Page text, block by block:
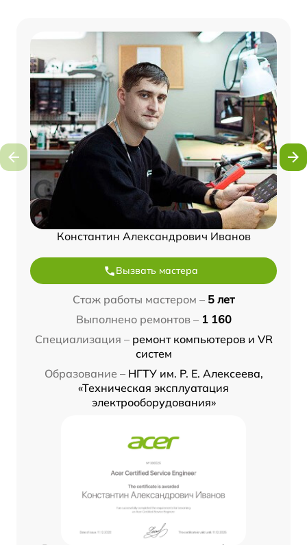
Константин Александрович Иванов
Вызвать мастера
Стаж работы мастером – 5 лет
Выполнено ремонтов – 1 160
Специализация – ремонт компьютеров и VR
систем
Образование – НГТУ им. Р. Е. Алексеева,
«Техническая эксплуатация
электрооборудования»